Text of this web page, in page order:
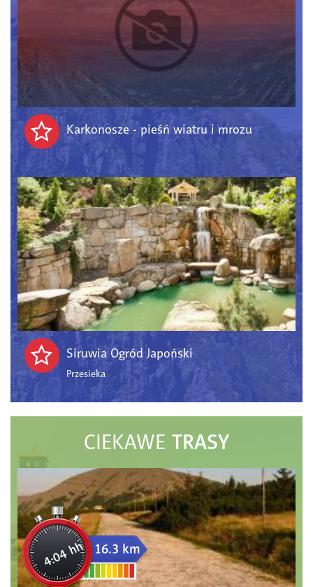
Karkonosze - pieśń wiatru i mrozu
Siruwia Ogród Japoński
Przesieka
CIEKAWE TRASY
4:04 hh 16.3 km